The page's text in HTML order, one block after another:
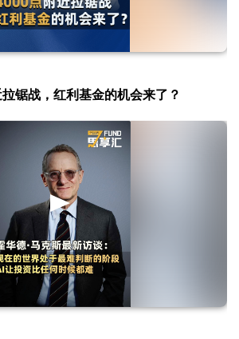
拉锯战，红利基金的机会来了？